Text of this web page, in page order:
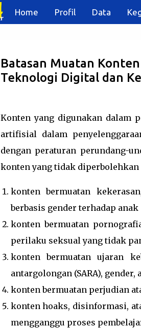
Home Profil Data
Batasan Muatan
Teknologi Digital dan
Konten yang digunakan dalam
artifisial dalam
dengan peraturan perundang-
konten yang tidak
konten bermuatan
berbasis gender terhadap anak
konten bermuatan
perilaku seksual yang tidak
konten bermuatan ujaran
antargolongan (SARA),
konten bermuatan perjudian
konten hoaks, disinformasi,
mengganggu proses